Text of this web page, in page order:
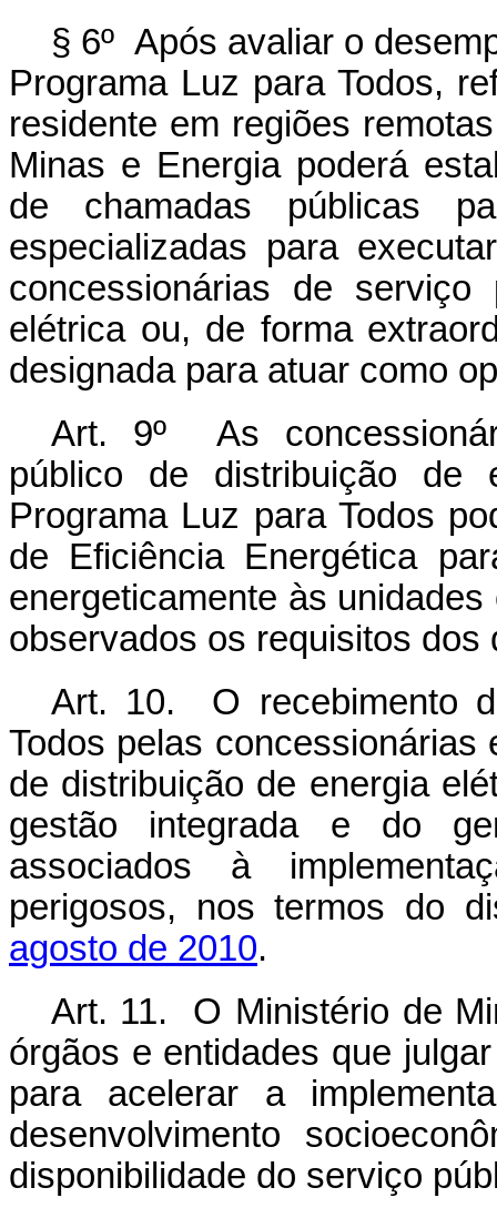
§ 6º Após avaliar o
Programa Luz para Todos,
residente em regiões
Minas e Energia poderá
de chamadas públicas
especializadas para
concessionárias de
elétrica ou, de forma
designada para atuar como
Art. 9º As
público de distribuição de
Programa Luz para Todos
de Eficiência Energética
energeticamente às
observados os requisitos dos
Art. 10. O recebimento
Todos pelas
de distribuição de energia
gestão integrada e do
associados à
perigosos, nos termos do
agosto de 2010.
Art. 11. O Ministério de
órgãos e entidades que
para acelerar a
desenvolvimento
disponibilidade do serviço